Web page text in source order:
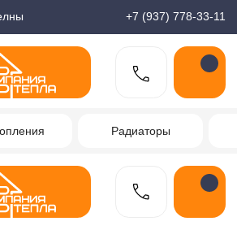
Радиаторы Водонагреватели